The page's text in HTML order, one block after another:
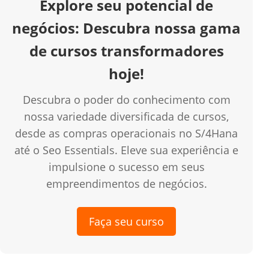
o
Explore seu potencial de
negócios: Descubra nossa gama
de cursos transformadores
hoje!
Descubra o poder do conhecimento com
nossa variedade diversificada de cursos,
desde as compras operacionais no S/4Hana
até o Seo Essentials. Eleve sua experiência e
impulsione o sucesso em seus
empreendimentos de negócios.
Faça seu curso